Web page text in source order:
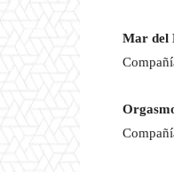
Mar del